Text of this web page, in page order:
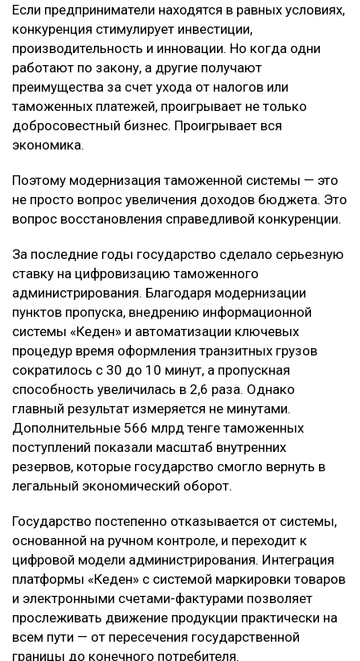
Если предприниматели находятся в равных условиях,
конкуренция стимулирует инвестиции,
производительность и инновации. Но когда одни
работают по закону, а другие получают
преимущества за счет ухода от налогов или
таможенных платежей, проигрывает не только
добросовестный бизнес. Проигрывает вся
экономика.
Поэтому модернизация таможенной системы — это
не просто вопрос увеличения доходов бюджета. Это
вопрос восстановления справедливой конкуренции.
За последние годы государство сделало серьезную
ставку на цифровизацию таможенного
администрирования. Благодаря модернизации
пунктов пропуска, внедрению информационной
системы «Кеден» и автоматизации ключевых
процедур время оформления транзитных грузов
сократилось с 30 до 10 минут, а пропускная
способность увеличилась в 2,6 раза. Однако
главный результат измеряется не минутами.
Дополнительные 566 млрд тенге таможенных
поступлений показали масштаб внутренних
резервов, которые государство смогло вернуть в
легальный экономический оборот.
Государство постепенно отказывается от системы,
основанной на ручном контроле, и переходит к
цифровой модели администрирования. Интеграция
платформы «Кеден» с системой маркировки товаров
и электронными счетами-фактурами позволяет
прослеживать движение продукции практически на
всем пути — от пересечения государственной
границы до конечного потребителя.